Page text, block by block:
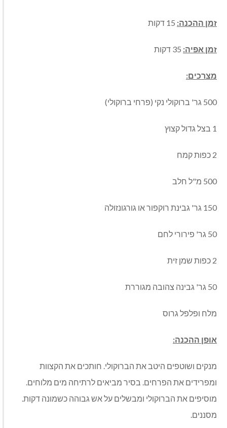
זמן ההכנה:
זמן אפיה:
מצרכים:
500 גר' ברוקולי נקי (פרחי ברוקולי)
1 בצל גדול קצוץ
2 כפות קמח
500 מ"ל חלב
150 גר' גבינת רוקפור או גורגונזולה
50 גר' פירורי לחם
2 כפות שמן זית
50 גר' גבינה צהובה מגוררת
מלח ופלפל גרוס
אופן ההכנה:
מנקים ושוטפים היטב את הברוקולי. חותכים את הקצוות
ומפרידים את הפרחים. בסיר מביאים לרתיחה מים מלוחים.
מוסיפים את הברוקולי ומבשלים על אש גבוהה כשמונה דקות.
מסננים.